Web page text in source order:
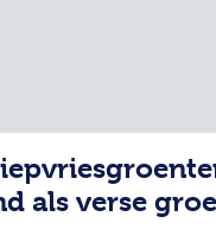
als verse